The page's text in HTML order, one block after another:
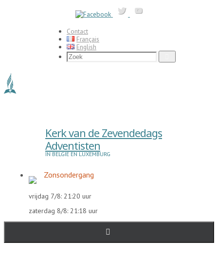
Contact
Français
English
Zoeken
naar:
Kerk van de Zevendedags
Adventisten
IN BELGIË EN LUXEMBURG
Zonsondergang
vrijdag 7/8: 21:20 uur
zaterdag 8/8: 21:18 uur